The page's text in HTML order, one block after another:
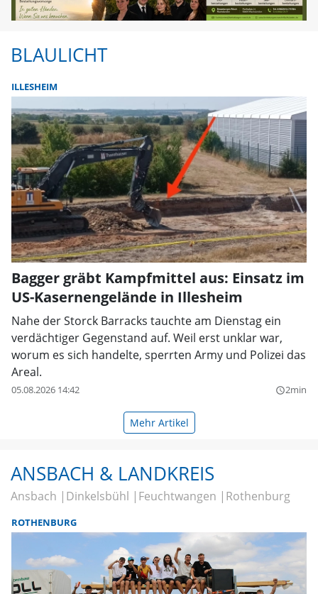
BLAULICHT
ILLESHEIM
Bagger gräbt Kampfmittel aus: Einsatz im
US-Kasernengelände in Illesheim
Nahe der Storck Barracks tauchte am Dienstag ein
verdächtiger Gegenstand auf. Weil erst unklar war,
worum es sich handelte, sperrten Army und Polizei das
Areal.
05.08.2026 14:42 query_builder2min
Mehr Artikel
ANSBACH & LANDKREIS
Ansbach Dinkelsbühl Feuchtwangen Rothenburg
ROTHENBURG